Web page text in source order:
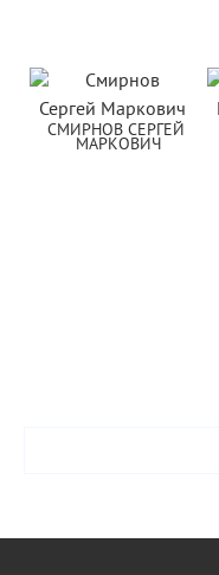
СМИРНОВ СЕРГЕЙ
МАРКОВИЧ